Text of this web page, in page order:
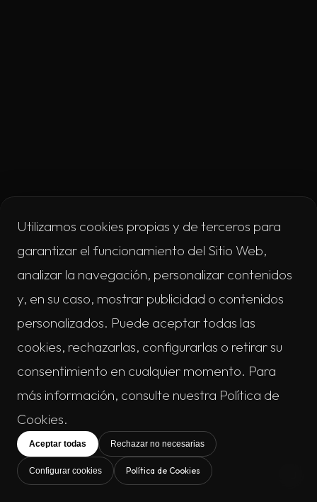
Utilizamos cookies propias y de terceros para
garantizar el funcionamiento del Sitio Web,
analizar la navegación, personalizar contenidos
y, en su caso, mostrar publicidad o contenidos
personalizados. Puede aceptar todas las
cookies, rechazarlas, configurarlas o retirar su
consentimiento en cualquier momento. Para
más información, consulte nuestra Política de
Cookies.
Aceptar todas Rechazar no necesarias
Configurar cookies Política de Cookies